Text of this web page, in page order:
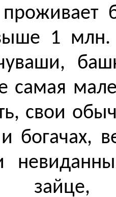
проживает
1 млн.
самая
свои
богачах,